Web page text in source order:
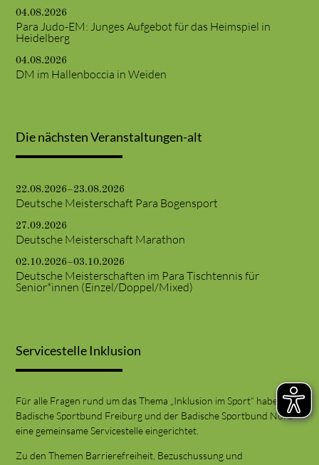
04.08.2026
Para Judo-EM: Junges Aufgebot für das Heimspiel in
Heidelberg
04.08.2026
DM im Hallenboccia in Weiden
Die nächsten Veranstaltungen-alt
22.08.2026–23.08.2026
Deutsche Meisterschaft Para Bogensport
27.09.2026
Deutsche Meisterschaft Marathon
02.10.2026–03.10.2026
Deutsche Meisterschaften im Para Tischtennis für
Senior*innen (Einzel/Doppel/Mixed)
Servicestelle Inklusion
Für alle Fragen rund um das Thema „Inklusion im Sport“ haben der
Badische Sportbund Freiburg und der Badische Sportbund Nord
eine gemeinsame Servicestelle eingerichtet.
Zu den Themen Barrierefreiheit, Bezuschussung und